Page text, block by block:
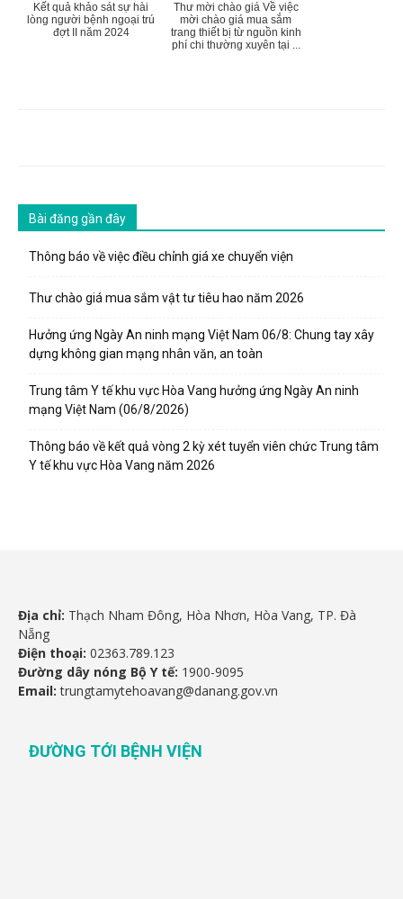
Kết quả khảo sát sự hài
lòng người bệnh ngoại trú
đợt II năm 2024
Thư mời chào giá Về việc
mời chào giá mua sắm
trang thiết bị từ nguồn kinh
phí chi thường xuyên tại ...
Bài đăng gần đây
Thông báo về việc điều chỉnh giá xe chuyển viện
Thư chào giá mua sắm vật tư tiêu hao năm 2026
Hưởng ứng Ngày An ninh mạng Việt Nam 06/8: Chung tay xây
dựng không gian mạng nhân văn, an toàn
Trung tâm Y tế khu vực Hòa Vang hưởng ứng Ngày An ninh
mạng Việt Nam (06/8/2026)
Thông báo về kết quả vòng 2 kỳ xét tuyển viên chức Trung tâm
Y tế khu vực Hòa Vang năm 2026
Địa chỉ: Thạch Nham Đông, Hòa Nhơn, Hòa Vang, TP. Đà
Nẵng
Điện thoại: 02363.789.123
Đường dây nóng Bộ Y tế: 1900-9095
Email: trungtamytehoavang@danang.gov.vn
ĐƯỜNG TỚI BỆNH VIỆN